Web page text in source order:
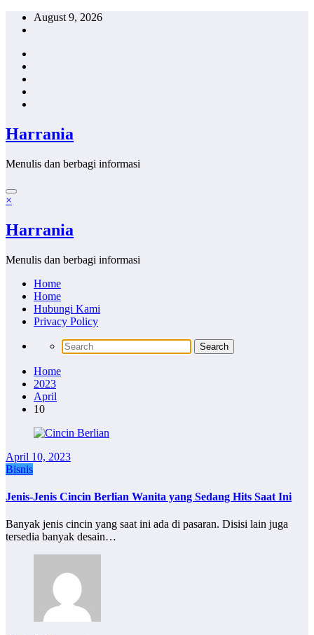
Skip
August 9, 2026
Harrania
Menulis dan berbagi informasi
×
Harrania
Menulis dan berbagi informasi
Home
Home
Hubungi Kami
Privacy Policy
Home
2023
April
10
April 10, 2023
Bisnis
Jenis-Jenis Cincin Berlian Wanita yang Sedang Hits Saat Ini
Banyak jenis cincin yang saat ini ada di pasaran. Disisi lain juga
tersedia banyak desain…